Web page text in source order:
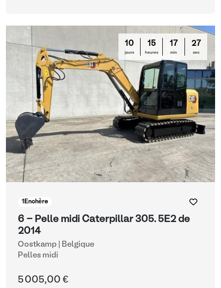
10
jours
15
heures
17
min
26
sec
1 Enchère
6 - Pelle midi Caterpillar 305. 5E2 de
2014
Oostkamp | Belgique
Pelles midi
5 005,00 €